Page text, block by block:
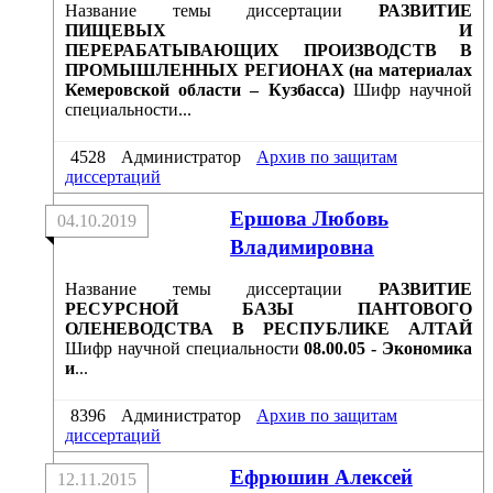
Название темы диссертации РАЗВИТИЕ
ПИЩЕВЫХ И
ПЕРЕРАБАТЫВАЮЩИХ ПРОИЗВОДСТВ В
ПРОМЫШЛЕННЫХ РЕГИОНАХ (на материалах
Кемеровской области – Кузбасса)Шифр научной
специальности...
4528 Администратор
Архив по защитам
диссертаций
Ершова Любовь
Владимировна
04.10.2019
Название темы диссертации РАЗВИТИЕ
РЕСУРСНОЙ БАЗЫ ПАНТОВОГО
ОЛЕНЕВОДСТВА В РЕСПУБЛИКЕ АЛТАЙ
Шифр научной специальности08.00.05 - Экономика
и...
8396 Администратор
Архив по защитам
диссертаций
Ефрюшин Алексей
12.11.2015